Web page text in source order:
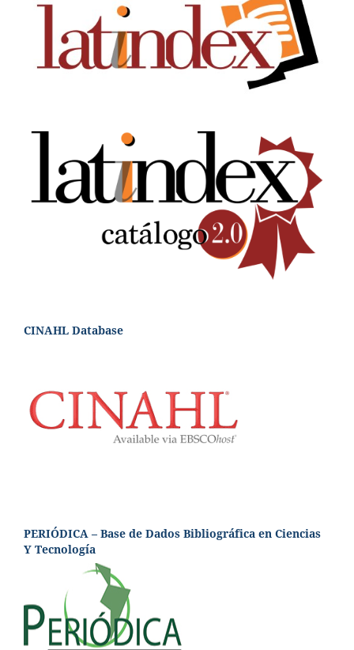
CINAHL Database
PERIÓDICA – Base de Dados Bibliográfica en Ciencias
Y Tecnología